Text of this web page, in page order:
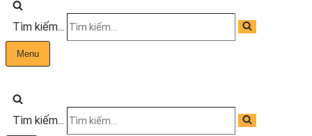
Tìm kiếm...
Menu
Tìm kiếm...